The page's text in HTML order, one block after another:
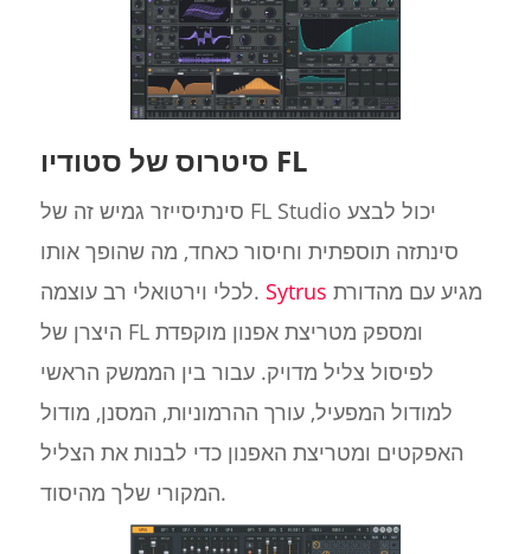
סיטרוס של סטודיו FL
סינתיסייזר גמיש זה של FL Studio יכול לבצע
סינתזה תוספתית וחיסור כאחד, מה שהופך אותו
לכלי וירטואלי רב עוצמה. Sytrus
היצרן של FL ומספק מטריצת אפנון מוקפדת
לפיסול צליל מדויק. עבור בין הממשק הראשי
למודול המפעיל, עורך ההרמוניות, המסנן, מודול
האפקטים ומטריצת האפנון כדי לבנות את הצליל
המקורי שלך מהיסוד.